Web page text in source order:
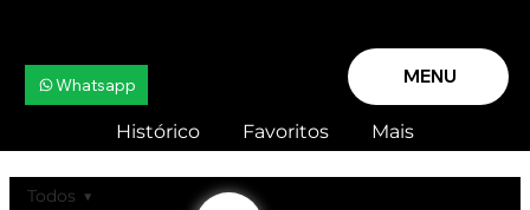
MENU
Whatsapp
Histórico Favoritos Mais
Todos